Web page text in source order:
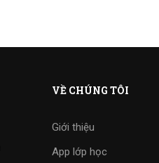
VỀ CHÚNG TÔI
Giới thiệu
App lớp học